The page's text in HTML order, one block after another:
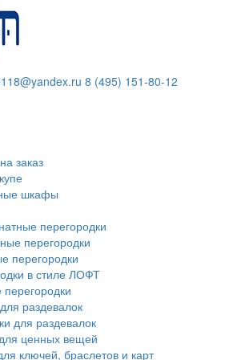
8 (495) 151-80-12
заказ
шкафы
перегородки
перегородки
перегородки
в стиле ЛОФТ
раздевалок
для раздевалок
ценных вещей
ключей, браслетов и карт